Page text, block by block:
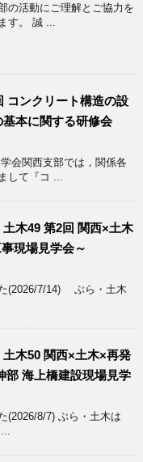
の活動にご理解とご協力を
す。 誠 ...
コンクリート構造の設
本に関する研修会
会関西支部では，関係各
して『コ ...
土木49 第2回 関西×土木
現場見学会～
(2026/7/14) ぶら・土木
土木50 関西×土木×再発
部 海上橋建設現場見学
(2026/8/7) ぶら・土木は